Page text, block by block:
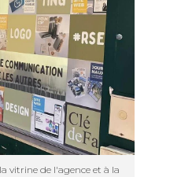
vitrine de l'agence et à la